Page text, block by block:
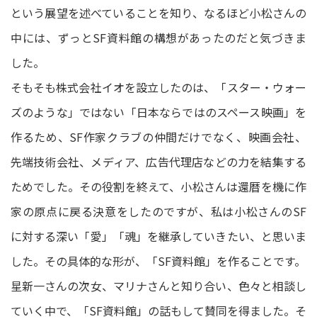
という展望を述べていることを知り、なるほど小松さんの
中には、ずっとSF資料館の構想があったのだと気づきま
した。
そもそも株式会社イオを設立したのは、「スター・ウォー
ズのような」ではない「日本ならではのスペース映画」を
作るため、SF作家クラブの仲間だけでなく、映画会社、
先端技術会社、メディア、広告代理店などの力を結集する
ためでした。その役割を終えて、小松さんは還暦を機に作
家の原点に戻る決意をしたのですが、私は小松さんのSF
に対する深い「愛」「魂」を継承していきたい、と思いま
した。その具体的な形が、「SF資料館」を作ることです。
星新一さんの次女、マリナさんと知り合い、色々と相談し
ていく中で、「SF資料館」の話もして賛同を得ました。そ